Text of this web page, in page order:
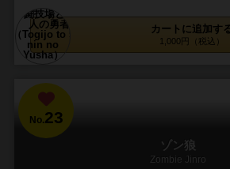
カートに追加す
1,000円（税込）
No.23
ゾン狼
Zombie Jinro